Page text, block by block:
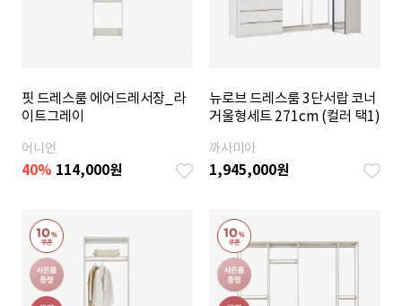
핏 드레스룸 에어드레서장_라
이트그레이
어니언
40% 114,000원
뉴로브 드레스룸 3단서랍 코너
거울형세트 271cm (컬러 택1)
까사미아
1,945,000원